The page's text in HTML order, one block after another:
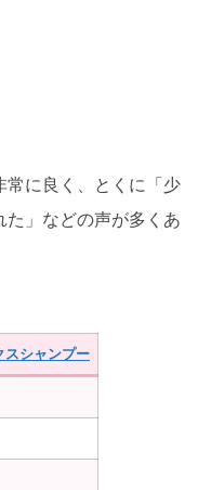
常に良く、とくに「少
」などの声が多くあ
スシャンプー